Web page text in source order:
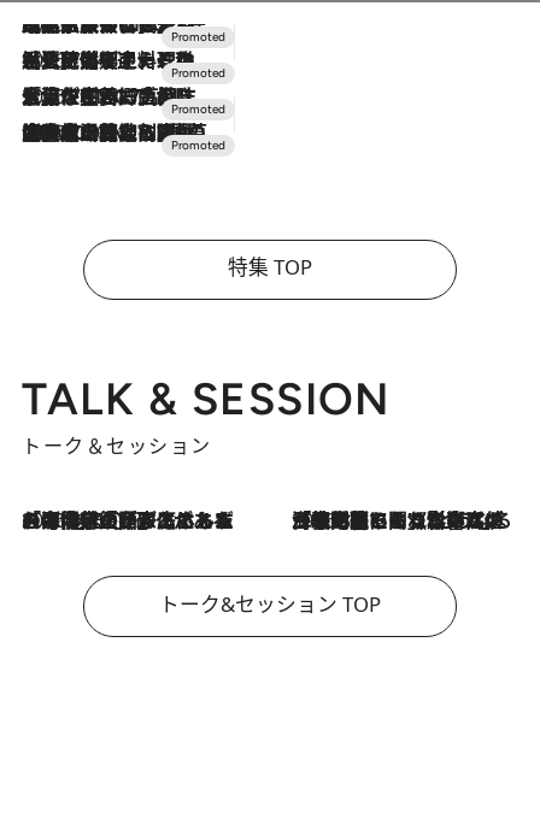
2026.7.31
【ホテル帰省】という選択肢をOMOが提案。家族とほどよい距離を保つには「昼は実家、夜は気兼ねなくホテルで！」
2026.7.24
【夏限定ディナーコース】旬を迎える稚鮎や花ズッキーニなどをイタリア・トスカーナの郷土料理の手法で満喫！
2026.7.17
「土佐和ハーブかき氷」がOMO7高知に登場！生姜、山椒、大葉など目にも舌にも涼を呼ぶ郷土の味
2026.7.10
NEW OPEN！【界 草津】名湯の地に誕生。趣の異なる2種の温泉と上州ならではの会席・蕎麦割烹など美食を味わう究極の癒やし旅
特集 TOP
TALK & SESSION
トーク＆セッション
2026.8.3
「今後値上げがあるとすれば…」「リスクがあるのは今年の冬」エネルギー専門家が語る、ホルムズ海峡封鎖が家庭にもたらす“ある心配” 2026.8.3
「住宅建てられない…」「サーチャージ料の高値が続いている」ホルムズ海峡封鎖による影響はいつまで続く？《エネルギー専門家に聞く“どうなる日本の暮らし”》
トーク&セッション TOP